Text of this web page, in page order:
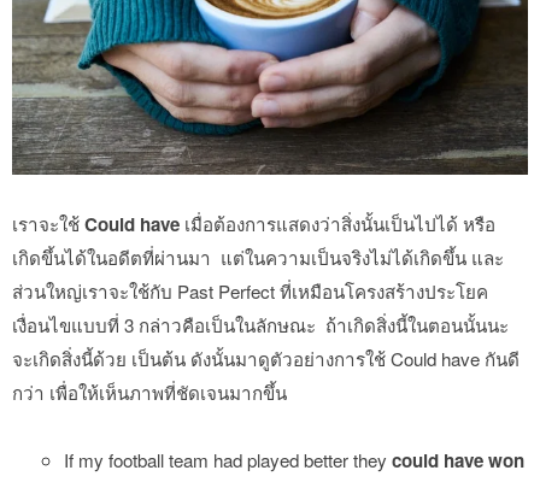
เราจะใช้Could have เมื่อต้องการแสดงว่าสิ่งนั้นเป็นไปได้ หรือ
เกิดขึ้นได้ในอดีตที่ผ่านมา แต่ในความเป็นจริงไม่ได้เกิดขึ้น และ
ส่วนใหญ่เราจะใช้กับ Past Perfect ที่เหมือนโครงสร้างประโยค
เงื่อนไขแบบที่ 3 กล่าวคือเป็นในลักษณะ ถ้าเกิดสิ่งนี้ในตอนนั้นนะ
จะเกิดสิ่งนี้ด้วย เป็นต้น ดังนั้นมาดูตัวอย่างการใช้ Could have กันดี
กว่า เพื่อให้เห็นภาพที่ชัดเจนมากขึ้น
If my football team had played better they could have won